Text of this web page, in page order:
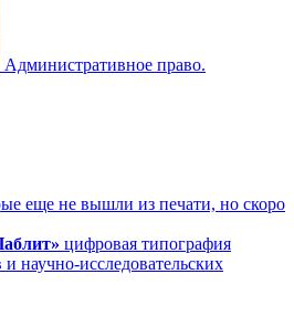
Административное право.
еще не вышли из печати, но скоро
цифровая типография
научно-исследовательских